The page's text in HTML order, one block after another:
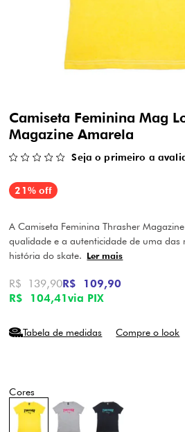
Camiseta Feminina Mag
Magazine Amarela
Seja o primeiro a
21% off
A Camiseta Feminina Thrasher
qualidade e a autenticidade de uma das
história do skate. Ler mais
R$ 104,41via PIX
R$ 139,90R$ 109,90
Tabela de medidas Compre o look